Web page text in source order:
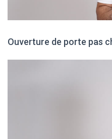
Ouverture de porte pas